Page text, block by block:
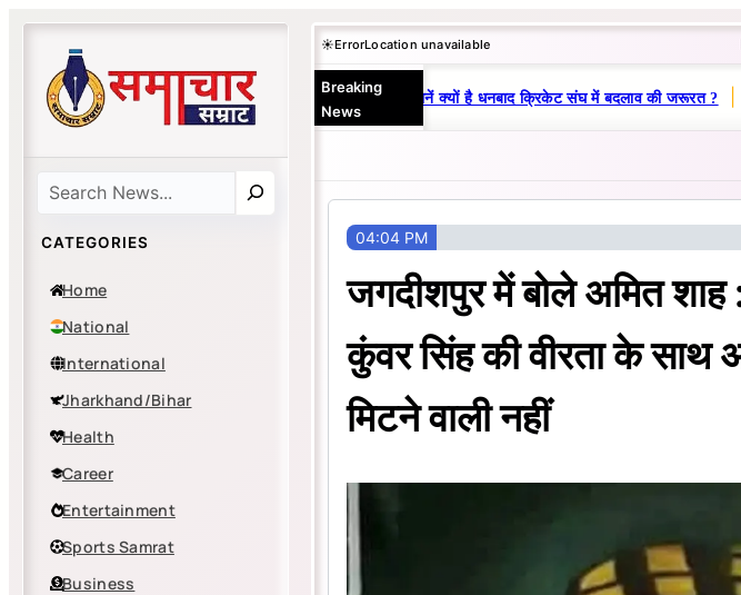
Skip
content
Search
CATEGORIES
Home
National
International
Jharkhand/Bihar
Health
Career
Entertainment
Sports Samrat
Business
☀️ErrorLocation unavailable
Breaking
News
25 वर्षों से एकछत्र मनोज-विनय राज : जानें क्यों है धनबाद क्रिकेट संघ में बदलाव की जरूरत ? |
04:04 PM
जगदीशपुर में बोले अमित शाह
कुंवर सिंह की वीरता के साथ
मिटने वाली नहीं